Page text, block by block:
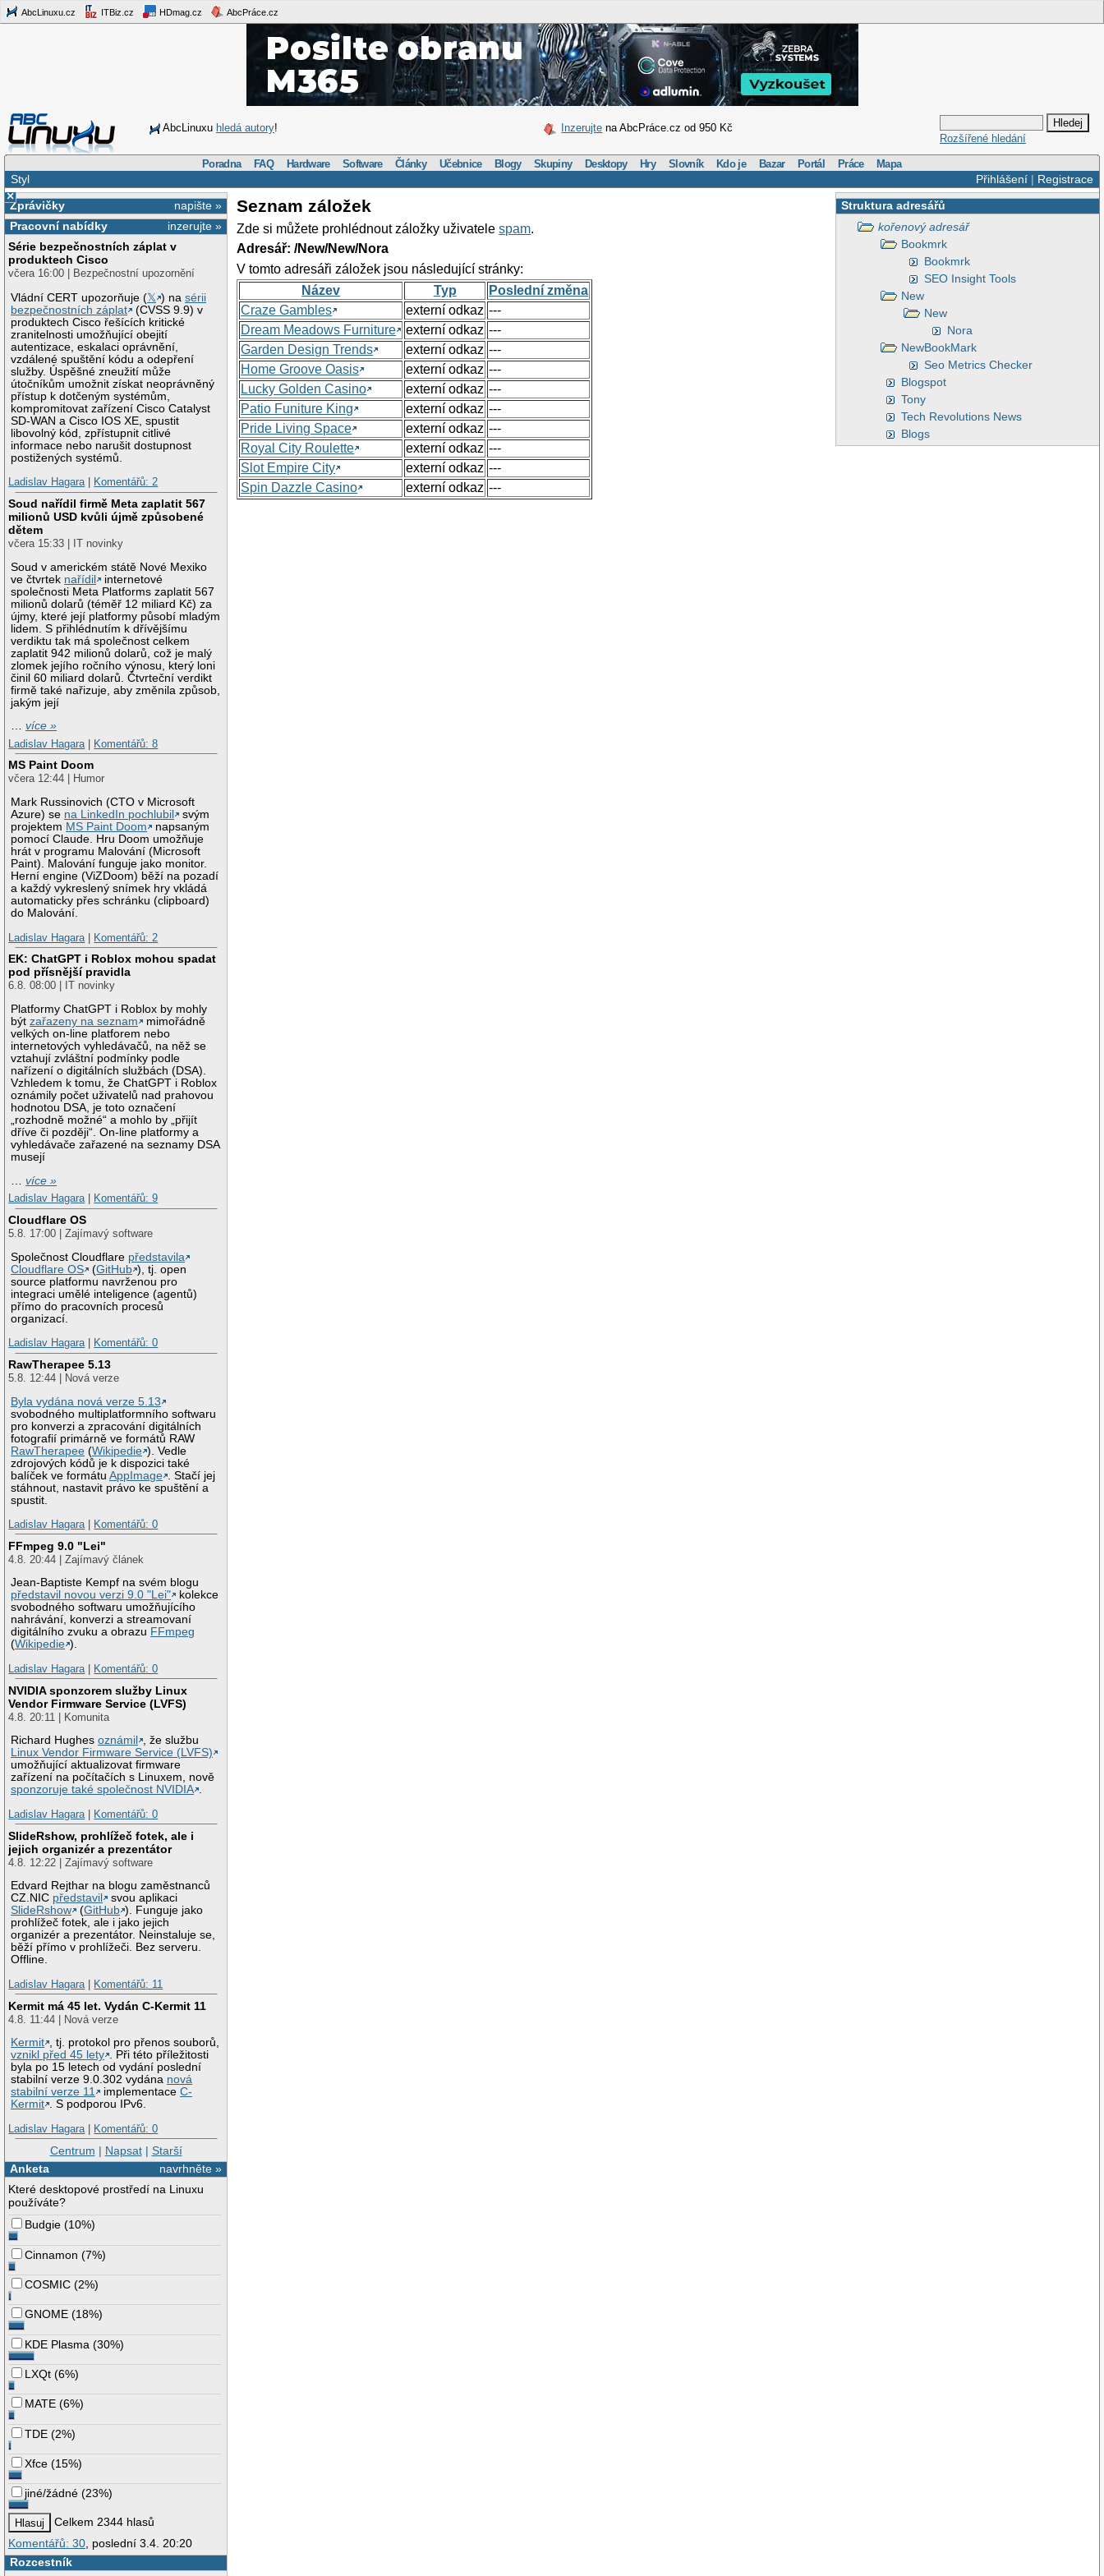
AbcLinuxu.cz ITBiz.cz HDmag.cz AbcPráce.cz
AbcLinuxu hledá autory! Inzerujte na AbcPráce.cz od 950 Kč
Rozšířené hledání
Poradna FAQ Hardware Software Články Učebnice Blogy Skupiny Desktopy Hry Slovník Kdo je Bazar Portál Práce Mapa
Přihlášení| Registrace
Styl
×
napište »
Zprávičky
inzerujte »
Pracovní nabídky
Série bezpečnostních záplat v
produktech Cisco
včera 16:00 | Bezpečnostní upozornění
Vládní CERT upozorňuje (𝕏 ) nasérii
bezpečnostních záplat
(CVSS 9.9) v
produktech Cisco řešících kritické
zranitelnosti umožňující obejití
autentizace, eskalaci oprávnění,
vzdálené spuštění kódu a odepření
služby. Úspěšné zneužití může
útočníkům umožnit získat neoprávněný
přístup k dotčeným systémům,
kompromitovat zařízení Cisco Catalyst
SD-WAN a Cisco IOS XE, spustit
libovolný kód, zpřístupnit citlivé
informace nebo narušit dostupnost
postižených systémů.
Ladislav Hagara| Komentářů: 2
Soud nařídil firmě Meta zaplatit 567
milionů USD kvůli újmě způsobené
dětem
včera 15:33 | IT novinky
Soud v americkém státě Nové Mexiko
ve čtvrtek nařídil
internetové
společnosti Meta Platforms zaplatit 567
milionů dolarů (téměř 12 miliard Kč) za
újmy, které její platformy působí mladým
lidem. S přihlédnutím k dřívějšímu
verdiktu tak má společnost celkem
zaplatit 942 milionů dolarů, což je malý
zlomek jejího ročního výnosu, který loni
činil 60 miliard dolarů. Čtvrteční verdikt
firmě také nařizuje, aby změnila způsob,
jakým její
…více »
Ladislav Hagara
Komentářů: 8
MS Paint Doom
včera 12:44 | Humor
Mark Russinovich (CTO v Microsoft
Azure) se na LinkedIn pochlubil
svým
projektem MS Paint Doom
napsaným
pomocí Claude. Hru Doom umožňuje
hrát v programu Malování (Microsoft
Paint). Malování funguje jako monitor.
Herní engine (ViZDoom) běží na pozadí
a každý vykreslený snímek hry vkládá
automaticky přes schránku (clipboard)
do Malování.
Ladislav Hagara
Komentářů: 2
EK: ChatGPT i Roblox mohou spadat
pod přísnější pravidla
6.8. 08:00 | IT novinky
Platformy ChatGPT i Roblox by mohly
býtzařazeny na seznam
mimořádně
velkých on-line platforem nebo
internetových vyhledávačů, na něž se
vztahují zvláštní podmínky podle
nařízení o digitálních službách (DSA).
Vzhledem k tomu, že ChatGPT i Roblox
oznámily počet uživatelů nad prahovou
hodnotou DSA, je toto označení
„rozhodně možné“ a mohlo by „přijít
dříve či později“. On-line platformy a
vyhledávače zařazené na seznamy DSA
musejí
…více »
Ladislav Hagara| Komentářů: 9
Cloudflare OS
5.8. 17:00 | Zajímavý software
Společnost Cloudflare představila
Cloudflare OS
(GitHub ), tj. open
source platformu navrženou pro
integraci umělé inteligence (agentů)
přímo do pracovních procesů
organizací.
Ladislav Hagara| Komentářů: 0
RawTherapee 5.13
5.8. 12:44 | Nová verze
Byla vydána nová verze 5.13
svobodného multiplatformního softwaru
pro konverzi a zpracování digitálních
fotografií primárně ve formátů RAW
RawTherapee (Wikipedie ). Vedle
zdrojových kódů je k dispozici také
balíček ve formátuAppImage
. Stačí jej
stáhnout, nastavit právo ke spuštění a
spustit.
Ladislav Hagara| Komentářů: 0
FFmpeg 9.0 "Lei"
4.8. 20:44 | Zajímavý článek
Jean-Baptiste Kempf na svém blogu
představil novou verzi 9.0 "Lei"
kolekce
svobodného softwaru umožňujícího
nahrávání, konverzi a streamovaní
digitálního zvuku a obrazu FFmpeg
(Wikipedie ).
Ladislav Hagara| Komentářů: 0
NVIDIA sponzorem služby Linux
Vendor Firmware Service (LVFS)
4.8. 20:11 | Komunita
Richard Hughesoznámil
, že službu
Linux Vendor Firmware Service (LVFS)
umožňující aktualizovat firmware
zařízení na počítačích s Linuxem, nově
sponzoruje také společnost NVIDIA .
Ladislav Hagara| Komentářů: 0
SlideRshow, prohlížeč fotek, ale i
jejich organizér a prezentátor
4.8. 12:22 | Zajímavý software
Edvard Rejthar na blogu zaměstnanců
CZ.NIC představil
svou aplikaci
SlideRshow
(GitHub ). Funguje jako
prohlížeč fotek, ale i jako jejich
organizér a prezentátor. Neinstaluje se,
běží přímo v prohlížeči. Bez serveru.
Offline.
Ladislav Hagara| Komentářů: 11
Kermit má 45 let. Vydán C-Kermit 11
4.8. 11:44 | Nová verze
Kermit , tj. protokol pro přenos souborů,
vznikl před 45 lety . Při této příležitosti
byla po 15 letech od vydání poslední
stabilní verze 9.0.302 vydána nová
stabilní verze 11
implementaceC-
Kermit . S podporou IPv6.
Ladislav Hagara| Komentářů: 0
Centrum | Napsat| Starší
navrhněte »
Anketa
Které desktopové prostředí na Linuxu
používáte?
Budgie (10%)
Cinnamon (7%)
COSMIC (2%)
GNOME (18%)
KDE Plasma (30%)
LXQt (6%)
MATE (6%)
TDE (2%)
Xfce (15%)
jiné/žádné (23%)
Celkem 2344 hlasů
Komentářů: 30 , poslední 3.4. 20:20
Rozcestník
Struktura adresářů
kořenový adresář
Bookmrk
Bookmrk
SEO Insight Tools
New
New
Nora
NewBookMark
Seo Metrics Checker
Blogspot
Tony
Tech Revolutions News
Blogs
Seznam záložek
Zde si můžete prohlédnout záložky uživatelespam.
Adresář: /New/New/Nora
V tomto adresáři záložek jsou následující stránky:
Název
Typ
Poslední změna
Craze Gambles
externí odkaz ---
Dream Meadows Furniture
externí odkaz ---
Garden Design Trends
externí odkaz ---
Home Groove Oasis
externí odkaz ---
Lucky Golden Casino
externí odkaz ---
Patio Funiture King
externí odkaz ---
Pride Living Space
externí odkaz ---
Royal City Roulette
externí odkaz ---
Slot Empire City
externí odkaz ---
Spin Dazzle Casino
externí odkaz ---